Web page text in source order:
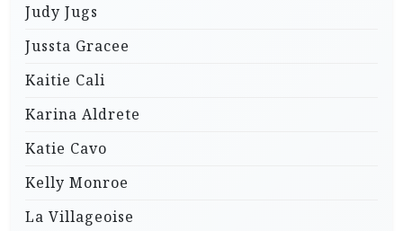
Judy Jugs
Jussta Gracee
Kaitie Cali
Karina Aldrete
Katie Cavo
Kelly Monroe
La Villageoise